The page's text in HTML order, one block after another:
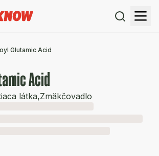
Glutamic Acid
Acid
látka,Zmäkčovadlo